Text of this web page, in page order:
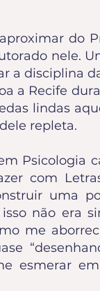
do
nele.
a disciplina
a Recife
lindas
repleta.
Psicologia
com
uma
não era
me
esmerar